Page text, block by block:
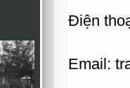
Điện
Email: